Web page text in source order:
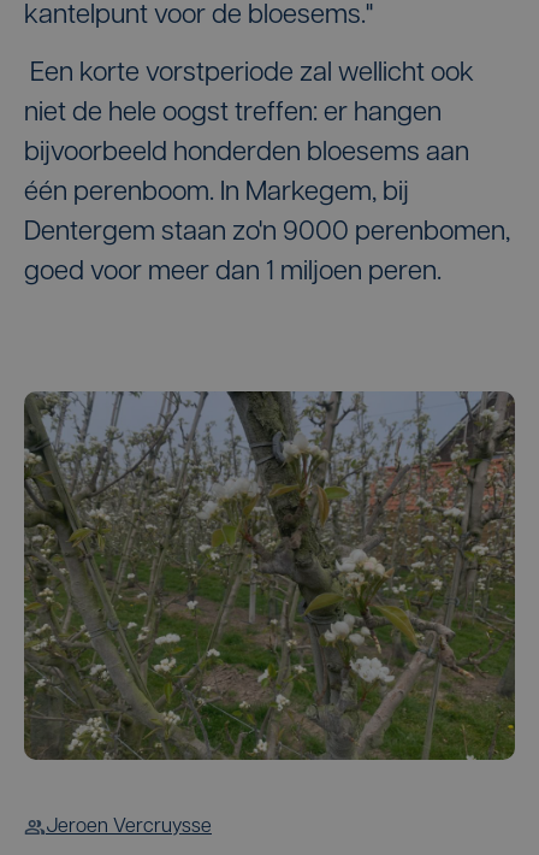
kantelpunt voor de bloesems."
Een korte vorstperiode zal wellicht ook
niet de hele oogst treffen: er hangen
bijvoorbeeld honderden bloesems aan
één perenboom. In Markegem, bij
Dentergem staan zo'n 9000 perenbomen,
goed voor meer dan 1 miljoen peren.
Jeroen Vercruysse